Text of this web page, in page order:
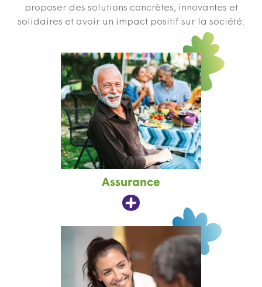
proposer des solutions concrètes, innovantes et
solidaires et avoir un impact positif sur la société.
Assurance